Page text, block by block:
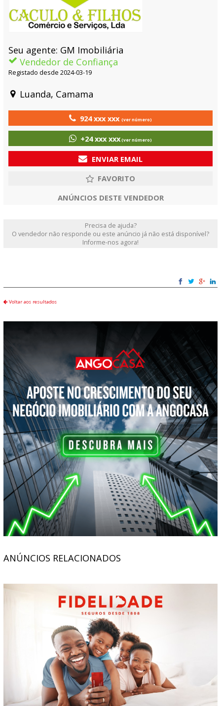
Seu agente: GM Imobiliária
Vendedor de Confiança
Registado desde 2024-03-19
Luanda, Camama
924 xxx xxx(ver número)
+24 xxx xxx(ver número)
ENVIAR EMAIL
ANÚNCIOS DESTE VENDEDOR
Precisa de ajuda?
O vendedor não responde ou este anúncio já não está disponível?
Informe-nos agora!
Voltar aos resultados
ANÚNCIOS RELACIONADOS